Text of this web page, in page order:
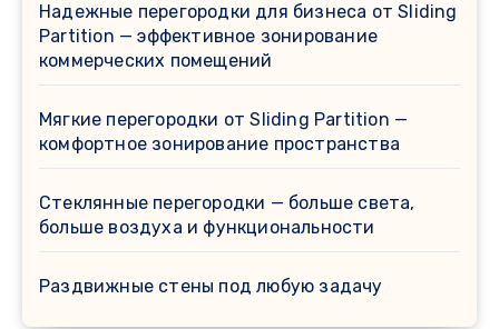
Надежные перегородки для бизнеса от Sliding
Partition — эффективное зонирование
коммерческих помещений
Мягкие перегородки от Sliding Partition —
комфортное зонирование пространства
Стеклянные перегородки — больше света,
больше воздуха и функциональности
Раздвижные стены под любую задачу